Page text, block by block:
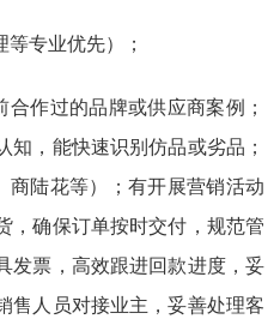
专业优先）；
作过的品牌或供应商案例；
，能快速识别仿品或劣品；
商陆花等）；有开展营销活动
，确保订单按时交付，规范管
发票，高效跟进回款进度，妥
售人员对接业主，妥善处理客